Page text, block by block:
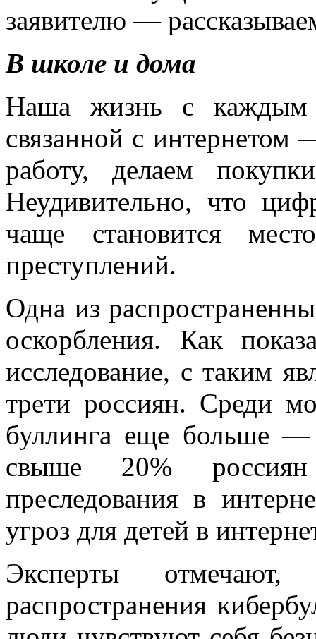
заявителю —
В школе и дома
Наша жизнь с каждым
связанной с
работу, делаем
Неудивительно, что
чаще становится
преступлений.
Одна из
оскорбления. Как
исследование, с таким
трети россиян. Среди
буллинга еще больше
свыше 20%
преследования в
угроз для детей в
Эксперты
распространения